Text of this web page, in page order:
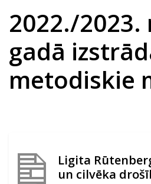
2022./2023.
gadā
metodiskie
Ligita
un cilvēka